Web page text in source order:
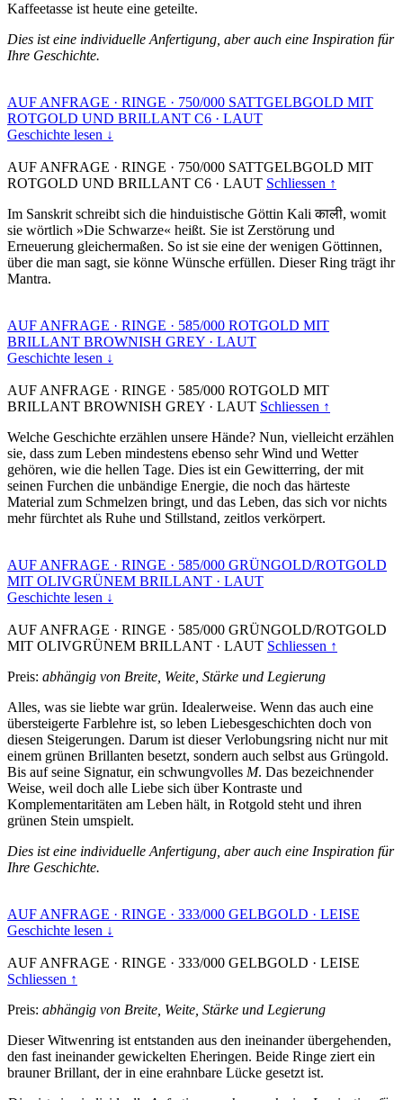
Kaffeetasse ist heute eine geteilte.
Dies ist eine individuelle Anfertigung, aber auch eine Inspiration für
Ihre Geschichte.
AUF ANFRAGE · RINGE · 750/000 SATTGELBGOLD MIT
ROTGOLD UND BRILLANT C6 · LAUT
Geschichte lesen ↓
AUF ANFRAGE · RINGE · 750/000 SATTGELBGOLD MIT
ROTGOLD UND BRILLANT C6 · LAUT Schliessen ↑
Im Sanskrit schreibt sich die hinduistische Göttin Kali काली, womit
sie wörtlich »Die Schwarze« heißt. Sie ist Zerstörung und
Erneuerung gleichermaßen. So ist sie eine der wenigen Göttinnen,
über die man sagt, sie könne Wünsche erfüllen. Dieser Ring trägt ihr
Mantra.
AUF ANFRAGE · RINGE · 585/000 ROTGOLD MIT
BRILLANT BROWNISH GREY · LAUT
Geschichte lesen ↓
AUF ANFRAGE · RINGE · 585/000 ROTGOLD MIT
BRILLANT BROWNISH GREY · LAUT Schliessen ↑
Welche Geschichte erzählen unsere Hände? Nun, vielleicht erzählen
sie, dass zum Leben mindestens ebenso sehr Wind und Wetter
gehören, wie die hellen Tage. Dies ist ein Gewitterring, der mit
seinen Furchen die unbändige Energie, die noch das härteste
Material zum Schmelzen bringt, und das Leben, das sich vor nichts
mehr fürchtet als Ruhe und Stillstand, zeitlos verkörpert.
AUF ANFRAGE · RINGE · 585/000 GRÜNGOLD/ROTGOLD
MIT OLIVGRÜNEM BRILLANT · LAUT
Geschichte lesen ↓
AUF ANFRAGE · RINGE · 585/000 GRÜNGOLD/ROTGOLD
MIT OLIVGRÜNEM BRILLANT · LAUT Schliessen ↑
Preis: abhängig von Breite, Weite, Stärke und Legierung
Alles, was sie liebte war grün. Idealerweise. Wenn das auch eine
übersteigerte Farblehre ist, so leben Liebesgeschichten doch von
diesen Steigerungen. Darum ist dieser Verlobungsring nicht nur mit
einem grünen Brillanten besetzt, sondern auch selbst aus Grüngold.
Bis auf seine Signatur, ein schwungvolles M. Das bezeichnender
Weise, weil doch alle Liebe sich über Kontraste und
Komplementaritäten am Leben hält, in Rotgold steht und ihren
grünen Stein umspielt.
Dies ist eine individuelle Anfertigung, aber auch eine Inspiration für
Ihre Geschichte.
AUF ANFRAGE · RINGE · 333/000 GELBGOLD · LEISE
Geschichte lesen ↓
AUF ANFRAGE · RINGE · 333/000 GELBGOLD · LEISE
Schliessen ↑
Preis: abhängig von Breite, Weite, Stärke und Legierung
Dieser Witwenring ist entstanden aus den ineinander übergehenden,
den fast ineinander gewickelten Eheringen. Beide Ringe ziert ein
brauner Brillant, der in eine erahnbare Lücke gesetzt ist.